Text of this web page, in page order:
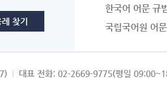
한국어 어문 규
국립국어원 어
대표 전화: 02-2669-9775(평일